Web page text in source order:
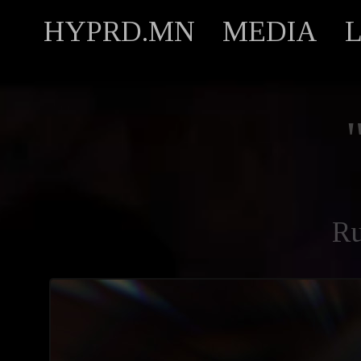
HYPRD.MN MEDIA